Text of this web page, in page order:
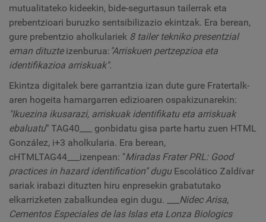
mutualitateko kideekin, bide-segurtasun tailerrak eta
prebentzioari buruzko sentsibilizazio ekintzak. Era berean,
gure prebentzio aholkulariek 8 tailer tekniko presentzial
eman dituzte izenburua: "Arriskuen pertzepzioa eta
identifikazioa arriskuak".
Ekintza digitalek bere garrantzia izan dute gure Fratertalk-
aren hogeita hamargarren edizioaren ospakizunarekin:
"Ikuezina ikusarazi, arriskuak identifikatu eta arriskuak
ebaluatu" TAG40___ gonbidatu gisa parte hartu zuen HTML
González, i+3 aholkularia. Era berean,
cHTMLTAG44___ izenpean: "Miradas Frater PRL: Good
practices in hazard identification" duguEscolático Zaldívar
sariak irabazi dituzten hiru enpresekin grabatutako
elkarrizketen zabalkundea egin dugu. ___ Nidec Arisa,
Cementos Especiales de las Islas eta Lonza Biologics